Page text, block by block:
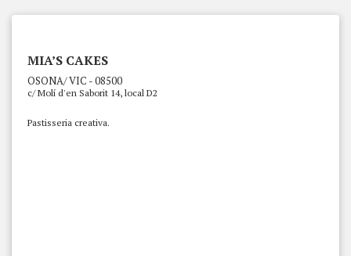
MIA’S CAKES
OSONA/ VIC - 08500
c/ Molí d'en Saborit 14, local D2
Pastisseria creativa.